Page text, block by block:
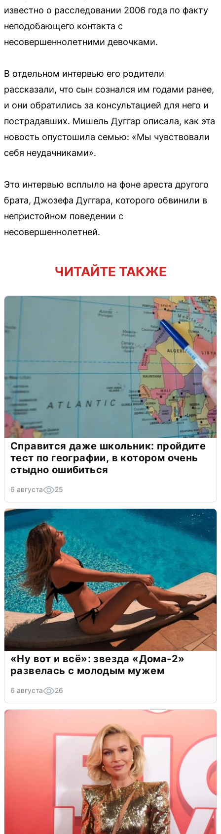
известно о расследовании 2006 года по факту
неподобающего контакта с
несовершеннолетними девочками.
В отдельном интервью его родители
рассказали, что сын сознался им годами ранее,
и они обратились за консультацией для него и
пострадавших. Мишель Дуггар описала, как эта
новость опустошила семью: «Мы чувствовали
себя неудачниками».
Это интервью всплыло на фоне ареста другого
брата, Джозефа Дуггара, которого обвинили в
непристойном поведении с
несовершеннолетней.
ЧИТАЙТЕ ТАКЖЕ
Справится даже школьник: пройдите
тест по географии, в котором очень
стыдно ошибиться
6 августа 25
«Ну вот и всё»: звезда «Дома-2»
развелась с молодым мужем
6 августа 26